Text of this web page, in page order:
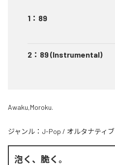
1 ： 89
2 ： 89 (Instrumental)
Awaku,Moroku.
ジャンル： J-Pop / オルタナティブ
泡く、脆く。